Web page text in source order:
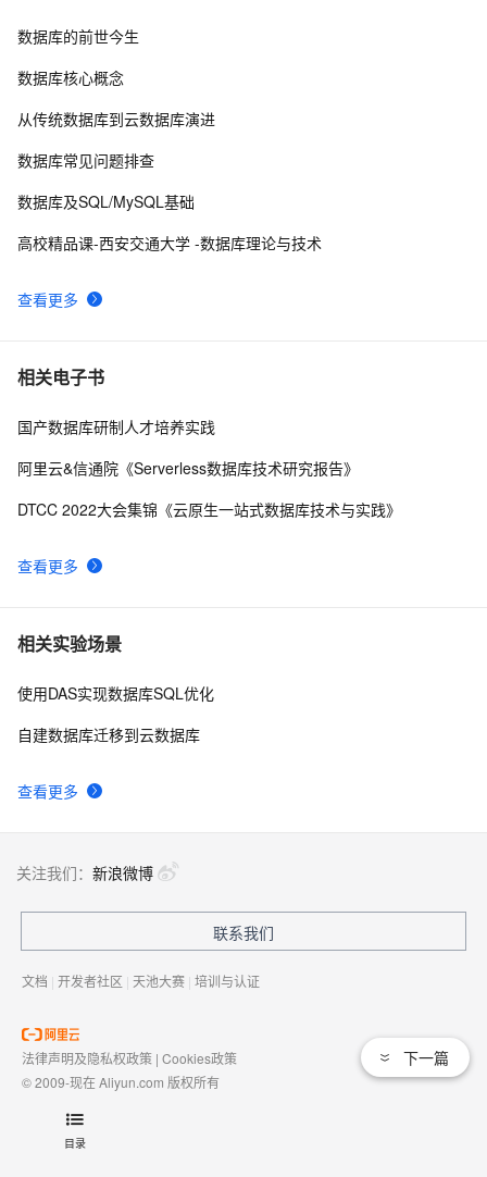
目录
8 weblogic连接RAC数据库
介
10征文分享｜OceanBase 3.1.2 数据库性能测试探索
查看更多
数据库的前世今生
数据库核心概念
从传统数据库到云数据库演进
数据库常见问题排查
数据库及SQL/MySQL基础
高校精品课-西安交通大学 -数据库理论与技术
相关电子书
查看更多
国产数据库研制人才培养实践
阿里云&信通院《Serverless数据库技术研究报告》
DTCC 2022大会集锦《云原生一站式数据库技术与实践》
相关实验场景
查看更多
使用DAS实现数据库SQL优化
自建数据库迁移到云数据库
下一篇
关注我们： 新浪微博
联系我们
文档 | 开发者社区 | 天池大赛 | 培训与认证
法律声明及隐私权政策 | Cookies政策
© 2009-现在 Aliyun.com 版权所有
域名注册服务机构许可：